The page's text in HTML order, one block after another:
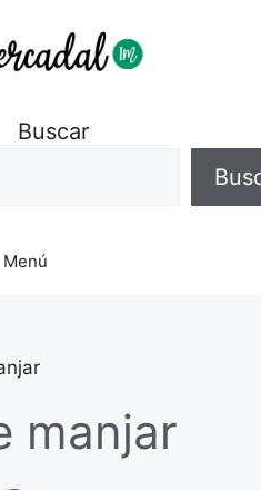
Buscar
Menú
manjar